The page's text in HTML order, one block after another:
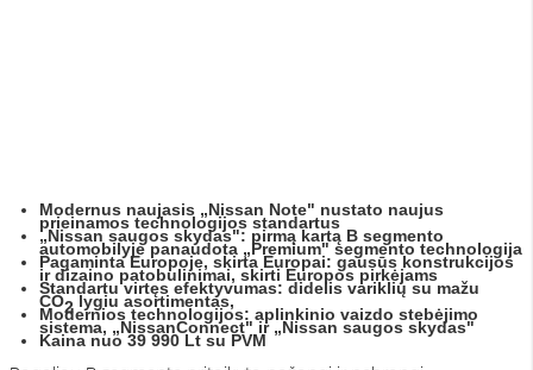
Modernus naujasis „Nissan Note" nustato naujus
prieinamos technologijos standartus
„Nissan saugos skydas": pirmą kartą B segmento
automobilyje panaudota „Premium" segmento technologija
Pagaminta Europoje, skirta Europai: gausūs konstrukcijos
ir dizaino patobulinimai, skirti Europos pirkėjams
Standartu virtęs efektyvumas: didelis variklių su mažu
CO2lygiu asortimentas,
Modernios technologijos: aplinkinio vaizdo stebėjimo
sistema, „NissanConnect" ir „Nissan saugos skydas"
Kaina nuo 39 990 Lt su PVM